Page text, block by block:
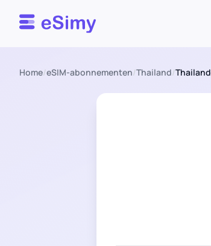
Esimy
Home/eSIM-abonnementen/Thailand/